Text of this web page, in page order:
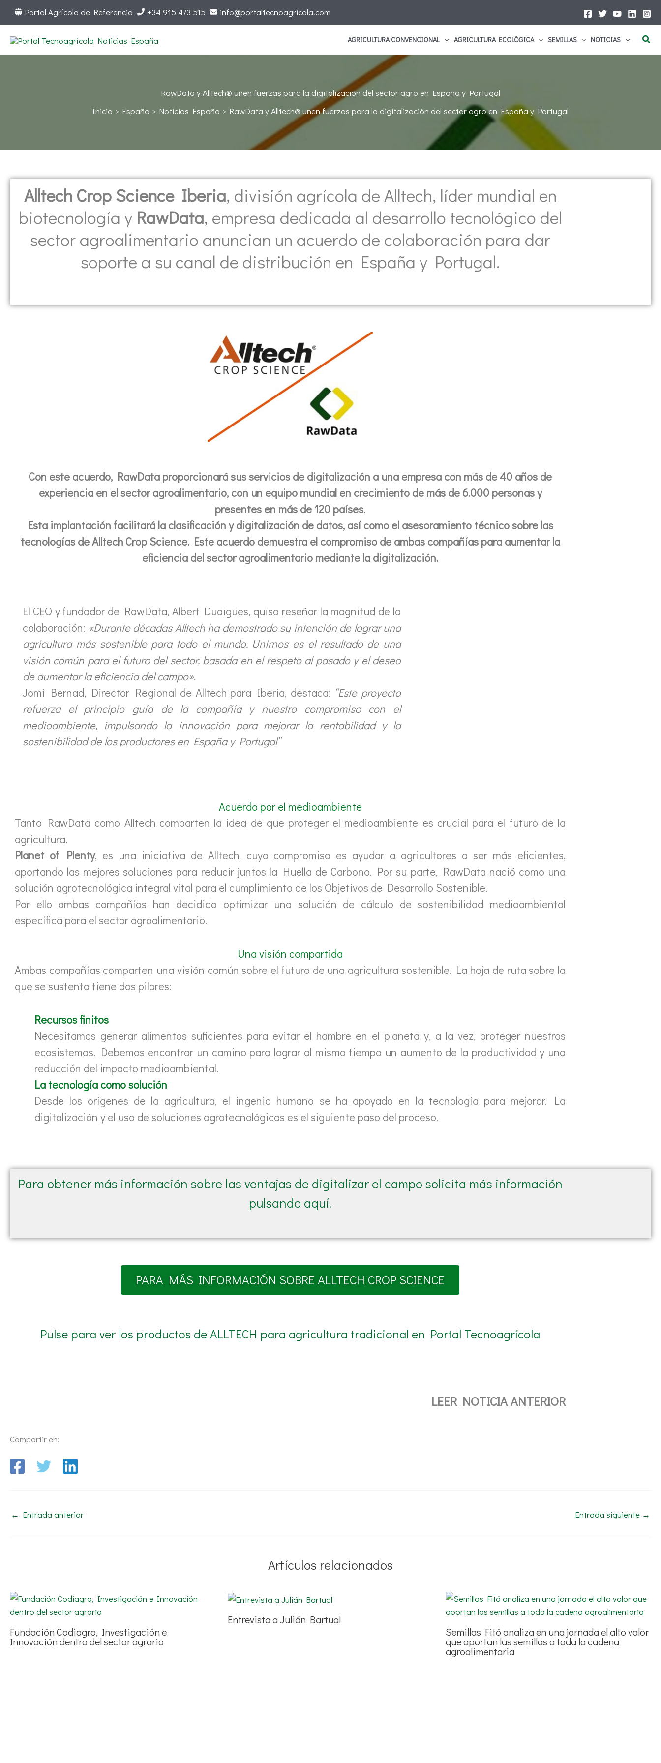
Portal Agrícola de Referencia +34 915 473 515 info@portaltecnoagricola.com
AGRICULTURA CONVENCIONAL AGRICULTURA ECOLÓGICA SEMILLAS NOTICIAS
RawData y Alltech® unen fuerzas para la digitalización del sector agro en España y Portugal
Inicio
España Noticias España RawData y Alltech® unen fuerzas para la digitalización del sector agro en España y Portugal
Alltech Crop Science Iberia, división agrícola de Alltech, líder mundial en
biotecnología y RawData, empresa dedicada al desarrollo tecnológico del
sector agroalimentario anuncian un acuerdo de colaboración para dar
soporte a su canal de distribución en España y Portugal.
Con este acuerdo, RawData proporcionará sus servicios de digitalización a una empresa con más de 40 años de
experiencia en el sector agroalimentario, con un equipo mundial en crecimiento de más de 6.000 personas y
presentes en más de 120 países.
Esta implantación facilitará la clasificación y digitalización de datos, así como el asesoramiento técnico sobre las
tecnologías de Alltech Crop Science. Este acuerdo demuestra el compromiso de ambas compañías para aumentar la
eficiencia del sector agroalimentario mediante la digitalización.
El CEO y fundador de RawData, Albert Duaigües, quiso reseñar la magnitud de la
colaboración: «Durante décadas Alltech ha demostrado su intención de lograr una
agricultura más sostenible para todo el mundo. Unirnos es el resultado de una
visión común para el futuro del sector, basada en el respeto al pasado y el deseo
de aumentar la eficiencia del campo».
Jomi Bernad, Director Regional de Alltech para Iberia, destaca: “Este proyecto
refuerza el principio guía de la compañía y nuestro compromiso con el
medioambiente, impulsando la innovación para mejorar la rentabilidad y la
sostenibilidad de los productores en España y Portugal”
Acuerdo por el medioambiente
Tanto RawData como Alltech comparten la idea de que proteger el medioambiente es crucial para el futuro de la
agricultura.
Planet of Plenty, es una iniciativa de Alltech, cuyo compromiso es ayudar a agricultores a ser más eficientes,
aportando las mejores soluciones para reducir juntos la Huella de Carbono. Por su parte, RawData nació como una
solución agrotecnológica integral vital para el cumplimiento de los Objetivos de Desarrollo Sostenible.
Por ello ambas compañías han decidido optimizar una solución de cálculo de sostenibilidad medioambiental
específica para el sector agroalimentario.
Una visión compartida
Ambas compañías comparten una visión común sobre el futuro de una agricultura sostenible. La hoja de ruta sobre la
que se sustenta tiene dos pilares:
Recursos finitos
Necesitamos generar alimentos suficientes para evitar el hambre en el planeta y, a la vez, proteger nuestros
ecosistemas. Debemos encontrar un camino para lograr al mismo tiempo un aumento de la productividad y una
reducción del impacto medioambiental.
La tecnología como solución
Desde los orígenes de la agricultura, el ingenio humano se ha apoyado en la tecnología para mejorar. La
digitalización y el uso de soluciones agrotecnológicas es el siguiente paso del proceso.
Para obtener más información sobre las ventajas de digitalizar el campo solicita más información
pulsando aquí.
PARA MÁS INFORMACIÓN SOBRE ALLTECH CROP SCIENCE
Pulse para ver los productos de ALLTECH para agricultura tradicional en Portal Tecnoagrícola
LEER NOTICIA ANTERIOR
Compartir en:
← Entrada anterior Entrada siguiente →
Artículos relacionados
Fundación Codiagro, Investigación e
Innovación dentro del sector agrario
Entrevista a Julián Bartual
Semillas Fitó analiza en una jornada el alto valor
que aportan las semillas a toda la cadena
agroalimentaria